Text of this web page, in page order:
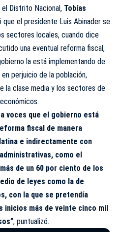
el Distrito Nacional, Tobías
que el presidente Luis Abinader se
sectores locales, cuando dice
una eventual reforma fiscal,
la está implementando de
en perjuicio de la población,
la clase media y los sectores de
voces que el gobierno está
fiscal de manera
e indirectamente con
como el
de un 60 por ciento de los
de leyes como la de
con la que se pretendía
inicios más de veinte cinco mil
, puntualizó.